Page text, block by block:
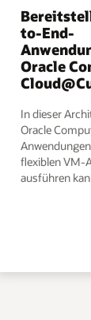
to-End-
Oracle
In dieser
Oracle
flexiblen VM-
ausführen